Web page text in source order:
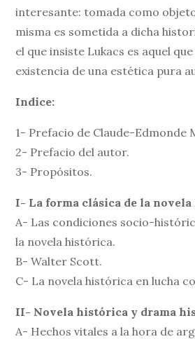
interesante: tomada como
misma es sometida a dicha
el que insiste Lukacs es aquel
existencia de una estética pura
Indice:
1- Prefacio de Claude-Edmonde
2- Prefacio del autor.
3- Propósitos.
I- La forma clásica de la
A- Las condiciones socio-
la novela histórica.
B- Walter Scott.
C- La novela histórica en lucha
II- Novela histórica y drama
A- Hechos vitales a la hora de